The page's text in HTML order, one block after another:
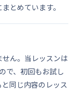
とめています。
ん。当レッスンは
で、初回もお試し
同じ内容のレッス